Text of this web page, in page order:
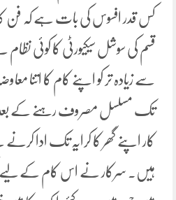
کس قدر افسوس کی بات ہے کہ فن
قسم کی سوشل سیکیورٹی کا کوئی
سے زیادہ تر کو اپنے کام کا اتنا
تک مسلسل مصروف رہنے کے
کار اپنے گھر کا کرایہ تک ادا
ہیں. سرکار نے اس کام کے لیے کچھ